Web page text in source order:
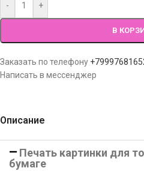
- +
В
Заказать по телефону
Написать в мессенджер
Описание
Печать картинки для
бумаге